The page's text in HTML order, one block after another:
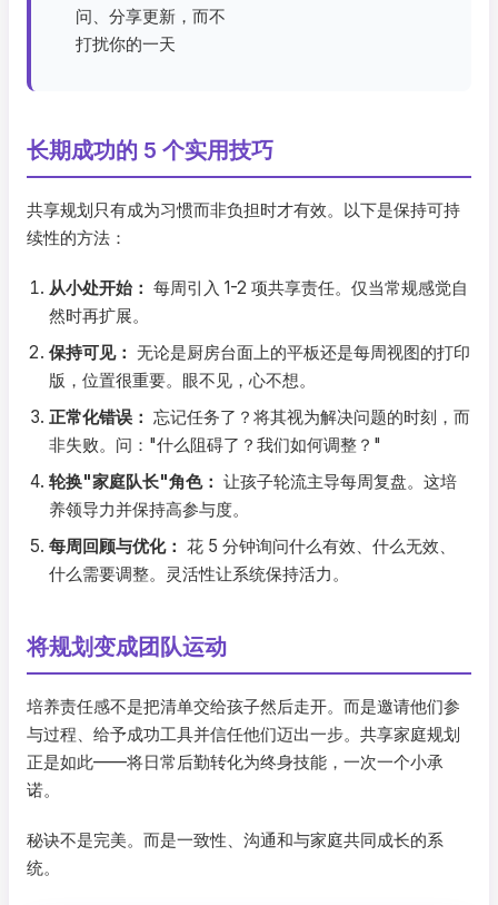
问、分享更新，而不
打扰你的一天
长期成功的 5 个实用技巧
共享规划只有成为习惯而非负担时才有效。以下是保持可持
续性的方法：
从小处开始： 每周引入 1-2 项共享责任。仅当常规感觉自
然时再扩展。
保持可见： 无论是厨房台面上的平板还是每周视图的打印
版，位置很重要。眼不见，心不想。
正常化错误： 忘记任务了？将其视为解决问题的时刻，而
非失败。问："什么阻碍了？我们如何调整？"
轮换"家庭队长"角色： 让孩子轮流主导每周复盘。这培
养领导力并保持高参与度。
每周回顾与优化： 花 5 分钟询问什么有效、什么无效、
什么需要调整。灵活性让系统保持活力。
将规划变成团队运动
培养责任感不是把清单交给孩子然后走开。而是邀请他们参
与过程、给予成功工具并信任他们迈出一步。共享家庭规划
正是如此——将日常后勤转化为终身技能，一次一个小承
诺。
秘诀不是完美。而是一致性、沟通和与家庭共同成长的系
统。